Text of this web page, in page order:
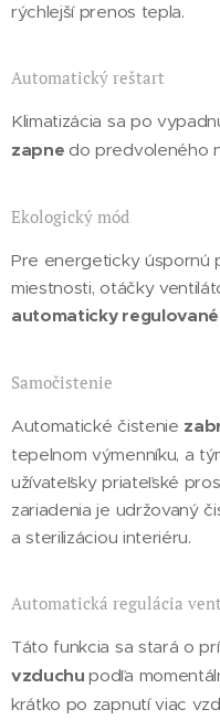
rýchlejší prenos tepla.
Automatický reštart
Klimatizácia sa po
zapnedo predvoleného
Ekologický mód
Pre energeticky úspornú
miestnosti, otáčky
automaticky
Samočistenie
Automatické čistenie
tepelnom výmenníku, a
užívateľsky priateľské
zariadenia je udržovaný
a sterilizáciou interiéru.
Automatická regulácia
Táto funkcia sa stará o
vzduchupodľa
krátko po zapnutí viac